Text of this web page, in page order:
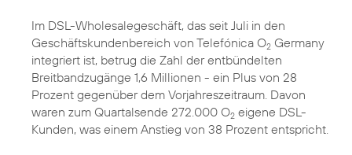
Im DSL-Wholesalegeschäft, das seit Juli in den
Geschäftskundenbereich von Telefónica O2 Germany
integriert ist, betrug die Zahl der entbündelten
Breitbandzugänge 1,6 Millionen - ein Plus von 28
Prozent gegenüber dem Vorjahreszeitraum. Davon
waren zum Quartalsende 272.000 O2 eigene DSL-
Kunden, was einem Anstieg von 38 Prozent entspricht.